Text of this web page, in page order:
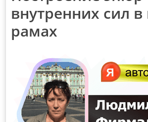
внутренних сил в
рамах